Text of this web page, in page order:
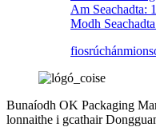
Am Seachadta:
Modh
fiosrúchán
Bunaíodh OK Packaging
lonnaithe i gcathair